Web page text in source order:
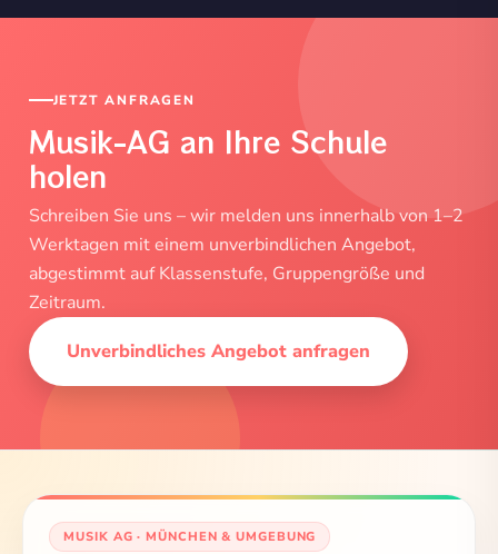
JETZT ANFRAGEN
Musik-AG an Ihre Schule
holen
Schreiben Sie uns – wir melden uns innerhalb von 1–2
Werktagen mit einem unverbindlichen Angebot,
abgestimmt auf Klassenstufe, Gruppengröße und
Zeitraum.
Unverbindliches Angebot anfragen
MUSIK AG · MÜNCHEN & UMGEBUNG